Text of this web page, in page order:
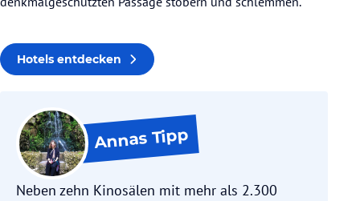
Hotels entdecken
AnnasTipp
Neben zehn Kinosälen mit mehr als 2.300